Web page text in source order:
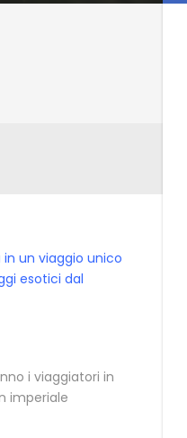
un viaggio unico
esotici dal
i viaggiatori in
imperiale